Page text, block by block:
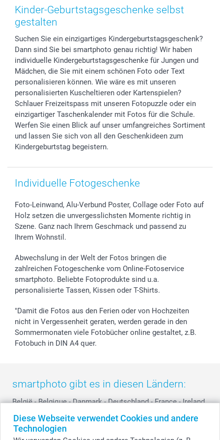
Diese Webseite verwendet Cookies und andere
Technologien
Zubehör & Material
Foto-Kalender & Agenden
Geschenk-Gutscheine (PDF)
AGB
Impressum
Partnerprogramme
Investor Relations
B2B smartbusiness
Widerrufsrecht
Muttertag
Vatertag
Hochzeit
Geburtstag
Geburt
Zu allen Anlässen
Anmelden /Registrieren
Preise und Versandkosten
72h Lieferung
Zahlungsmöglichkeiten
Sitemap
Status der Bestellung
smartfriends
smartgarantie
smartbonus
Kinder-Geburtstagsgeschenke selbst
gestalten
Suchen Sie ein einzigartiges Kindergeburtstagsgeschenk?
Dann sind Sie bei smartphoto genau richtig! Wir haben
individuelle Kindergeburtstagsgeschenke für Jungen und
Mädchen, die Sie mit einem schönen Foto oder Text
personalisieren können. Wie wäre es mit unseren
personalisierten Kuscheltieren oder Kartenspielen?
Schlauer Freizeitspass mit unseren Fotopuzzle oder ein
einzigartiger Taschenkalender mit Fotos für die Schule.
Werfen Sie einen Blick auf unser umfangreiches Sortiment
und lassen Sie sich von all den Geschenkideen zum
Kindergeburtstag begeistern.
Individuelle Fotogeschenke
Foto-Leinwand, Alu-Verbund Poster, Collage oder Foto auf
Holz setzen die unvergesslichsten Momente richtig in
Szene. Ganz nach Ihrem Geschmack und passend zu
Ihrem Wohnstil.
Abwechslung in der Welt der Fotos bringen die
zahlreichen Fotogeschenke vom Online-Fotoservice
smartphoto. Beliebte Fotoprodukte sind u.a.
personalisierte Tassen, Kissen oder T-Shirts.
"Damit die Fotos aus den Ferien oder von Hochzeiten
nicht in Vergessenheit geraten, werden gerade in den
Sommermonaten viele Fotobücher online gestaltet, z.B.
Fotobuch in DIN A4 quer.
smartphoto gibt es in diesen Ländern:
België - Belgique - Danmark - Deutschland - France - Ireland
- Nederland - Norge - Österreich - Schweiz Suisse -
Switzerland - Suomi
Other Countries